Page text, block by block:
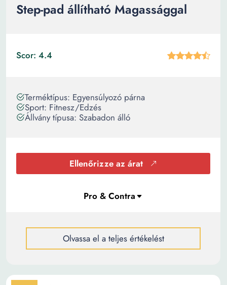
Step-pad állítható Magassággal
Scor: 4.4
Terméktípus: Egyensúlyozó párna
Sport: Fitnesz/Edzés
Állvány típusa: Szabadon álló
Ellenőrizze az árat
Olvassa el a teljes értékelést